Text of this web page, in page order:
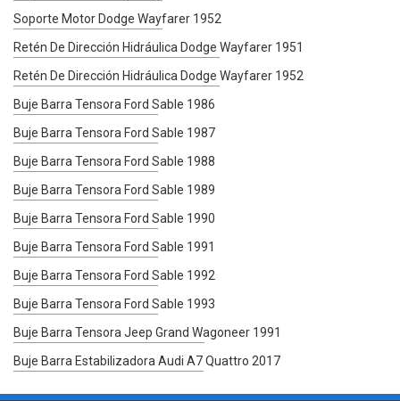
Soporte Motor Dodge Wayfarer 1952
Retén De Dirección Hidráulica Dodge Wayfarer 1951
Retén De Dirección Hidráulica Dodge Wayfarer 1952
Buje Barra Tensora Ford Sable 1986
Buje Barra Tensora Ford Sable 1987
Buje Barra Tensora Ford Sable 1988
Buje Barra Tensora Ford Sable 1989
Buje Barra Tensora Ford Sable 1990
Buje Barra Tensora Ford Sable 1991
Buje Barra Tensora Ford Sable 1992
Buje Barra Tensora Ford Sable 1993
Buje Barra Tensora Jeep Grand Wagoneer 1991
Buje Barra Estabilizadora Audi A7 Quattro 2017